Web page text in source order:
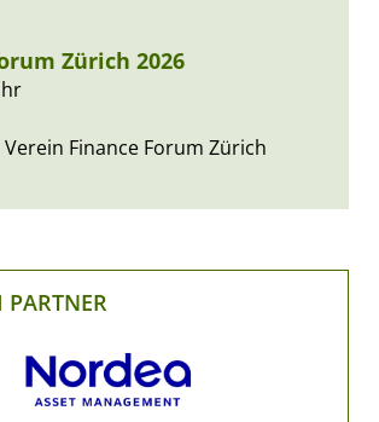
Zürich 2026
Verein Finance Forum Zürich